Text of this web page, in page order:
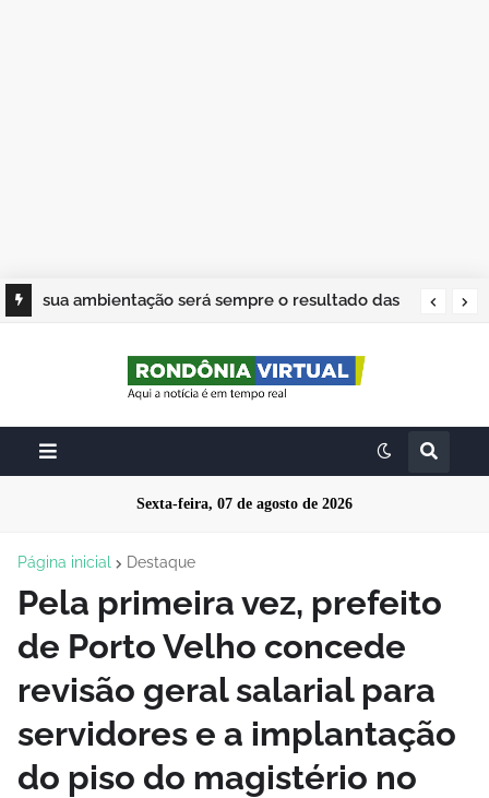
sua ambientação será sempre o resultado das
Sexta-feira, 07 de agosto de 2026
Página inicial Destaque
Pela primeira vez, prefeito
de Porto Velho concede
revisão geral salarial para
servidores e a implantação
do piso do magistério no